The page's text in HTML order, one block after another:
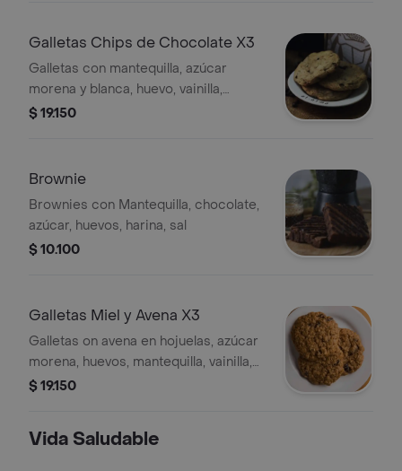
Galletas Chips de Chocolate X3
Galletas con mantequilla, azúcar
morena y blanca, huevo, vainilla,
harina, bicarbonato, sal, cobertura
$ 19.150
Brownie
Brownies con Mantequilla, chocolate,
azúcar, huevos, harina, sal
$ 10.100
Galletas Miel y Avena X3
Galletas on avena en hojuelas, azúcar
morena, huevos, mantequilla, vainilla,
polvo de hornear, bicarbonato, sal,
$ 19.150
Vida Saludable